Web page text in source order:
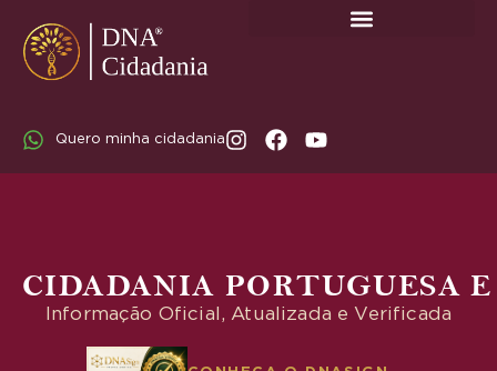
Quero minha cidadania
CIDADANIA PORTUGUESA
Informação Oficial, Atualizada e Verificada